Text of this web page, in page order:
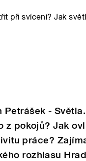
při svícení? Jak
Petrášek -
z pokojů? Jak
práce?
rozhlasu